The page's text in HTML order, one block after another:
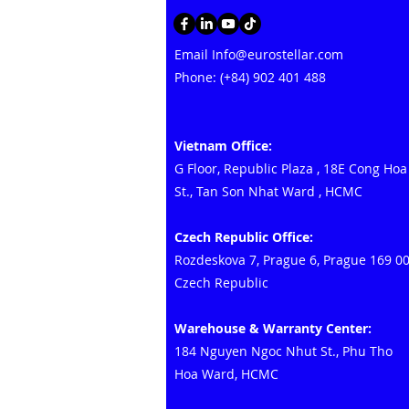
Email Info@eurostellar.com
Phone: (+84) 902 401 488
Vietnam Office:
G Floor, Republic Plaza , 18E Cong Hoa
St., Tan Son Nhat Ward , HCMC
Czech Republic Office:
Rozdeskova 7, Prague 6, Prague 169 00
Czech Republic
Warehouse & Warranty Center:
184 Nguyen Ngoc Nhut St., Phu Tho
Hoa Ward, HCMC